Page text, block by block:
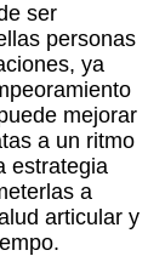
ser
personas
ya
mejorar
a un ritmo
estrategia
a
articular y